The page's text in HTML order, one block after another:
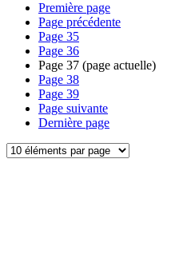
Première page
Page précédente
Page 35
Page 36
Page 37 (page actuelle)
Page 38
Page 39
Page suivante
Dernière page